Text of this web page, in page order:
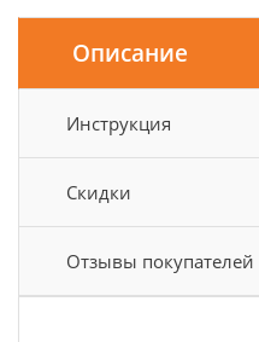
Описание
Инструкция
Скидки
Отзывы покупателей